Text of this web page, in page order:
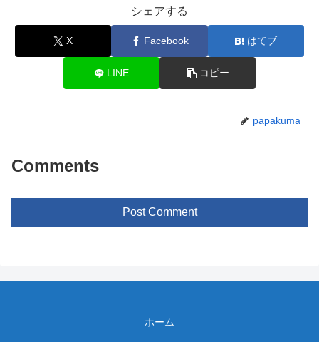
シェアする
X Facebook はてブ
LINE コピー
papakuma
Comments
Post Comment
ホーム